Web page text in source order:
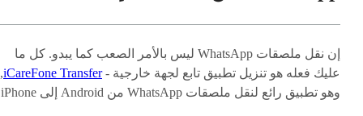
إن نقل ملصقات WhatsApp ليس بالأمر الصعب كما يبدو. كل ما
عليك فعله هو تنزيل تطبيق تابع لجهة خارجية -iCareFone Transfer
,
وهو تطبيق رائع لنقل ملصقات WhatsApp من Android إلى iPhone.